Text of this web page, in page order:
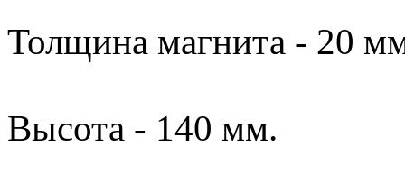
Толщина магнита - 20
Высота - 140 мм.